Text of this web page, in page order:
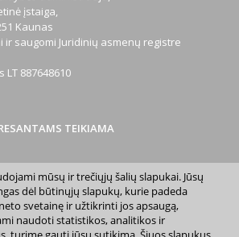
įstaiga,
Kaunas
ir saugomi Juridinių asmenų registre
LT 887648610
TEIKIAMA
mūsų ir trečiųjų šalių slapukai. Jūsų
dėl būtinųjų slapukų, kurie padeda
svetainę ir užtikrinti jos apsaugą,
naudoti statistikos, analitikos ir